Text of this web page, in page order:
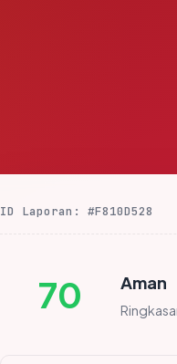
ID Laporan: #F810D528
70 Aman